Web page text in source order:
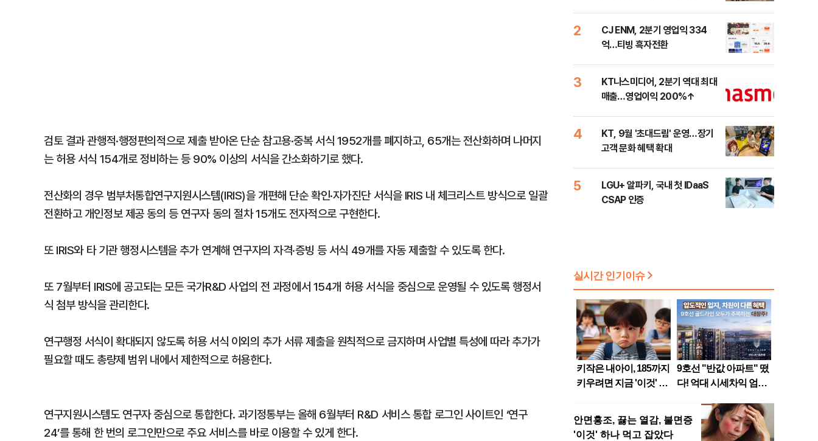
검토 결과 관행적·행정편의적으로 제출 받아온 단순 참고용·중복 서식 1952개를 폐지하고, 65개는 전산화하며 나머지
는 허용 서식 154개로 정비하는 등 90% 이상의 서식을 간소화하기로 했다.
전산화의 경우 범부처통합연구지원시스템(IRIS)을 개편해 단순 확인·자가진단 서식을 IRIS 내 체크리스트 방식으로 일괄
전환하고 개인정보 제공 동의 등 연구자 동의 절차 15개도 전자적으로 구현한다.
또 IRIS와 타 기관 행정시스템을 추가 연계해 연구자의 자격·증빙 등 서식 49개를 자동 제출할 수 있도록 한다.
또 7월부터 IRIS에 공고되는 모든 국가R&D 사업의 전 과정에서 154개 허용 서식을 중심으로 운영될 수 있도록 행정서
식 첨부 방식을 관리한다.
연구행정 서식이 확대되지 않도록 허용 서식 이외의 추가 서류 제출을 원칙적으로 금지하며 사업별 특성에 따라 추가가
필요할 때도 총량제 범위 내에서 제한적으로 허용한다.
연구지원시스템도 연구자 중심으로 통합한다. 과기정통부는 올해 6월부터 R&D 서비스 통합 로그인 사이트인 ‘연구
24’를 통해 한 번의 로그인만으로 주요 서비스를 바로 이용할 수 있게 한다.
2
CJ ENM, 2분기 영업익 334
억…티빙 흑자전환
3
KT나스미디어, 2분기 역대 최대
매출…영업이익 200%↑
4
KT, 9월 '초대드림' 운영…장기
고객 문화 혜택 확대
5
LGU+ 알파키, 국내 첫 IDaaS
CSAP 인증